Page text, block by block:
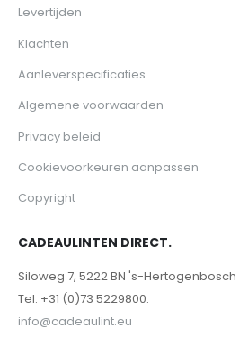
Levertijden
Klachten
Aanleverspecificaties
Algemene voorwaarden
Privacy beleid
Cookievoorkeuren aanpassen
Copyright
CADEAULINTEN DIRECT.
Siloweg 7, 5222 BN 's-Hertogenbosch
Tel: +31 (0)73 5229800.
info@cadeaulint.eu